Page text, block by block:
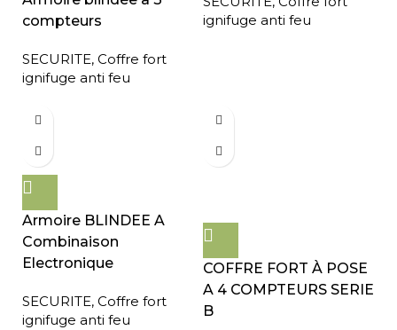
compteurs
SECURITE, Coffre fort
ignifuge anti feu
ignifuge anti feu
Armoire BLINDEE A
Combinaison
Electronique
SECURITE, Coffre fort
ignifuge anti feu
COFFRE FORT À POSE
A 4 COMPTEURS SERIE
B